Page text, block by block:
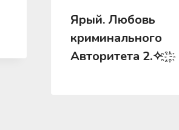
Ярый. Любовь
криминального
Авторитета 2.✧ ҈ ҉